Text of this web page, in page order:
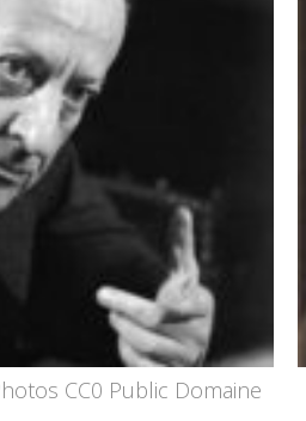
CC0 Public Domaine